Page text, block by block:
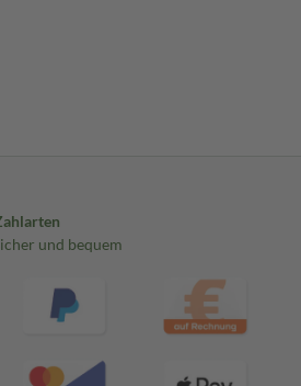
und bequem